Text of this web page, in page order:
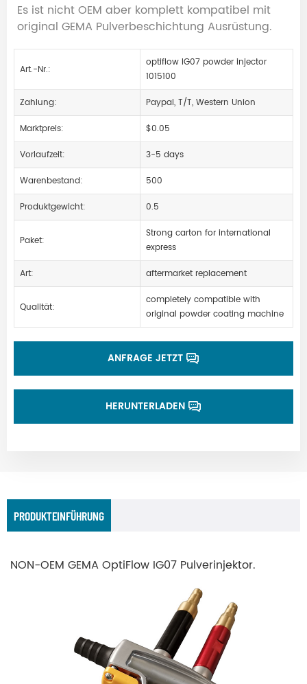
Es ist nicht OEM aber komplett kompatibel mit
original GEMA Pulverbeschichtung Ausrüstung.
Art.-Nr.:
optiflow IG07 powder injector
1015100
Zahlung:
Paypal, T/T, Western Union
Marktpreis:
$0.05
Vorlaufzeit:
3-5 days
Warenbestand:
500
Produktgewicht:
0.5
Paket:
Strong carton for international
express
Art:
aftermarket replacement
Qualität:
completely compatible with
original powder coating machine
ANFRAGE JETZT
HERUNTERLADEN
PRODUKTEINFÜHRUNG
NON-OEM GEMA OptiFlow IG07 Pulverinjektor.